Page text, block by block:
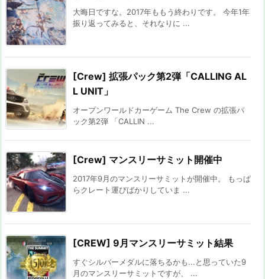
大晦日ですな。2017年ももう終わりです。 今年1年
振り返ってみると、それなりに ...
[Crew] 拡張パック第2弾「CALLING AL
L UNIT」
オープンワールドカーゲーム The Crew の拡張パ
ック第2弾 「CALLIN ...
[Crew] マンスリーサミット開催中
2017年9月のマンスリーサミットが開催中。 もっぱ
らクレート運びばかりしていま ...
[CREW] 9月マンスリーサミット結果
すぐシルバーメダルに落ちるかも...と思っていた9
月のマンスリーサミットですが、 ...